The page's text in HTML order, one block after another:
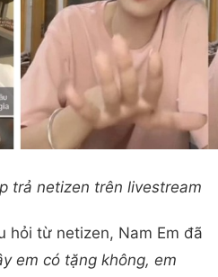
trả netizen trên livestream
hỏi từ netizen, Nam Em đã
em có tặng không, em